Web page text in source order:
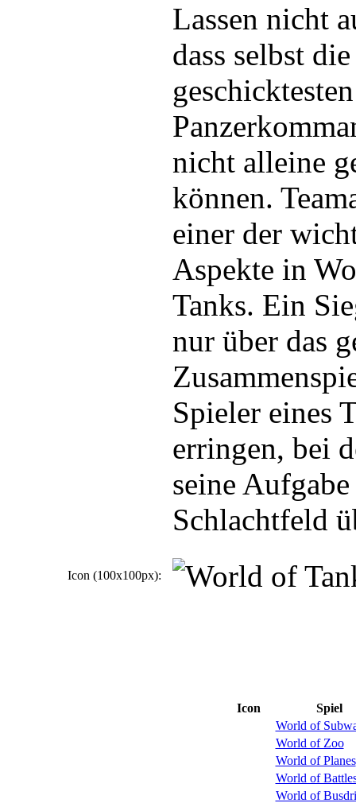
Lassen nicht
dass selbst die
geschicktesten
nicht alleine
können.
einer der
Aspekte in
Tanks. Ein
nur über das
Spieler eines
erringen, bei
seine
Schlachtfeld
Icon (100x100px):
Icon
Spiel
World of
World of Zoo
World of Planes
World of
World of